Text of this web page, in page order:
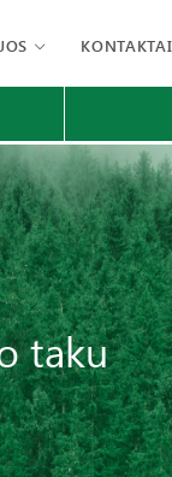
KONTAKTAI
taku